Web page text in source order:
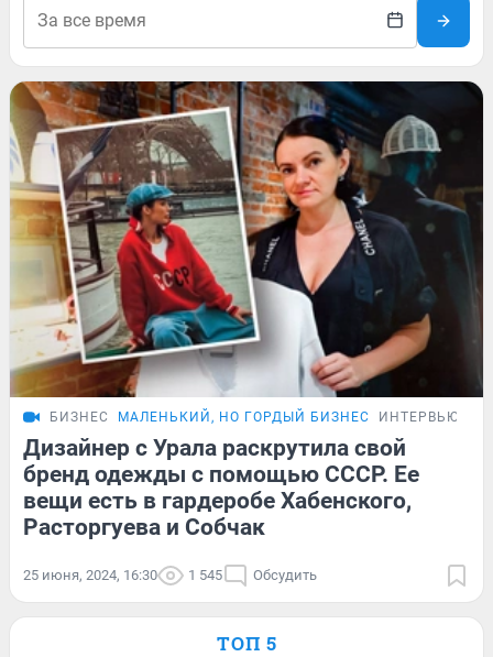
БИЗНЕС МАЛЕНЬКИЙ, НО ГОРДЫЙ БИЗНЕС ИНТЕРВЬЮ
Дизайнер с Урала раскрутила свой
бренд одежды с помощью СССР. Ее
вещи есть в гардеробе Хабенского,
Расторгуева и Собчак
25 июня, 2024, 16:30 1 545 Обсудить
ТОП 5